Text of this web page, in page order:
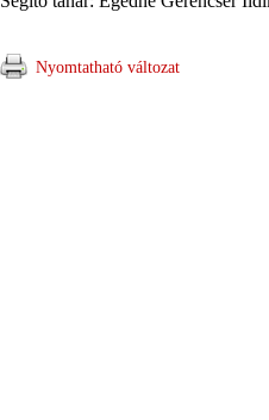
Nyomtatható változat